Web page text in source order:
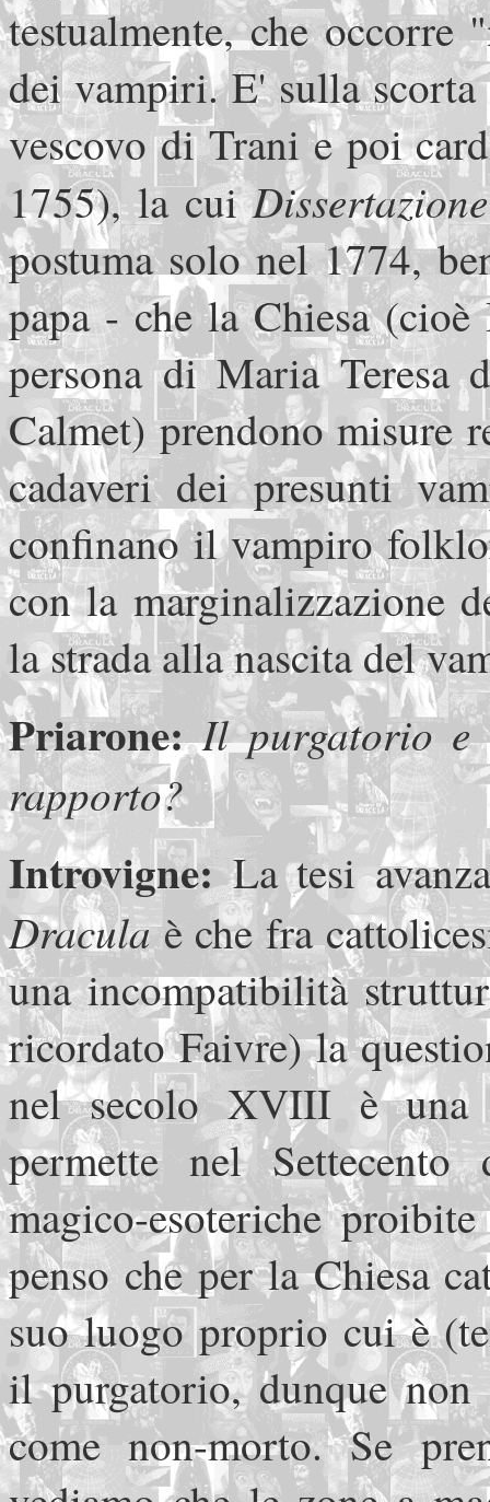
testualmente, che occorre
dei vampiri. E' sulla
vescovo di Trani e poi
1755), la cui
postuma solo nel 1774,
papa - che la Chiesa
persona di Maria Teresa
Calmet) prendono misure
cadaveri dei presunti
confinano il vampiro
con la marginalizzazione
la strada alla nascita del
Priarone:Il purgatorio
rapporto?
Introvigne:La tesi
Draculaè che fra
una incompatibilità
ricordato Faivre) la
nel secolo XVIII è una
permette nel
magico-esoteriche
penso che per la Chiesa
suo luogo proprio cui è
il purgatorio, dunque
come non-morto. Se